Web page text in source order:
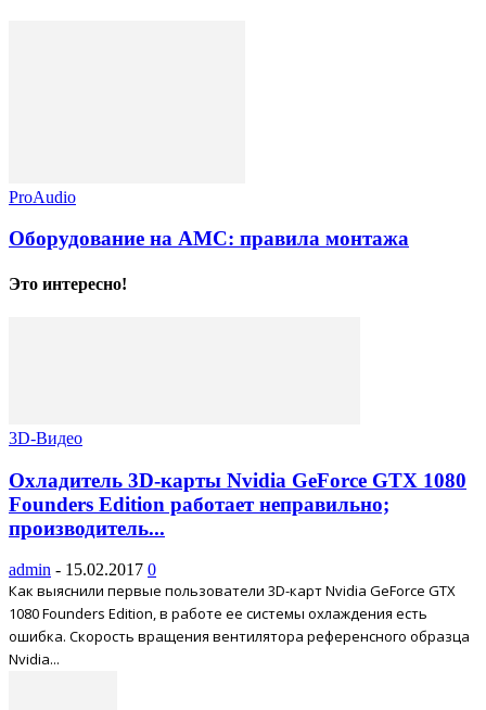
ProAudio
Оборудование на АМС: правила монтажа
Это интересно!
3D-Видео
Охладитель 3D-карты Nvidia GeForce GTX 1080
Founders Edition работает неправильно;
производитель...
admin - 15.02.2017 0
Как выяснили первые пользователи 3D-карт Nvidia GeForce GTX
1080 Founders Edition, в работе ее системы охлаждения есть
ошибка. Скорость вращения вентилятора референсного образца
Nvidia...